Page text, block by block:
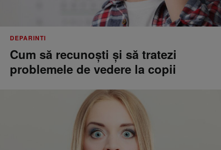
DEPARINTI
Cum să recunoști și să tratezi
problemele de vedere la copii